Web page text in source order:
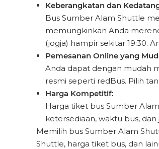
Keberangkatan dan
Bus Sumber Alam Shuttle
memungkinkan Anda
(jogja) hampir sekitar 19:30.
Pemesanan Online yang
Anda dapat dengan mudah
resmi seperti redBus. Pilih
Harga Kompetitif:
Harga tiket bus Sumber
ketersediaan, waktu bus, dan
Memilih bus Sumber Alam
Shuttle, harga tiket bus, dan